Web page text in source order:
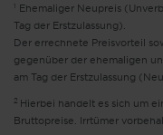
1 Ehemaliger Neupreis
Tag der Erstzulassung).
Der errechnete Preisvorteil
gegenüber der ehemaligen
am Tag der Erstzulassung
2 Hierbei handelt es sich um
Bruttopreise. Irrtümer